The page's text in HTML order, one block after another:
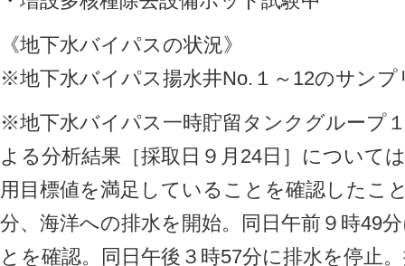
《地下水バイパスの状況》
※地下水バイパス揚水井No.１～12のサンプ
※地下水バイパス一時貯留タンクグループ
よる分析結果［採取日９月24日］について
用目標値を満足していることを確認したこ
分、海洋への排水を開始。同日午前９時49
とを確認。同日午後３時57分に排水を停止